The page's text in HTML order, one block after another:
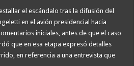
el escándalo tras la difusión del
en el avión presidencial hacia
iniciales, antes de que el caso
que en esa etapa expresó detalles
en referencia a una entrevista que